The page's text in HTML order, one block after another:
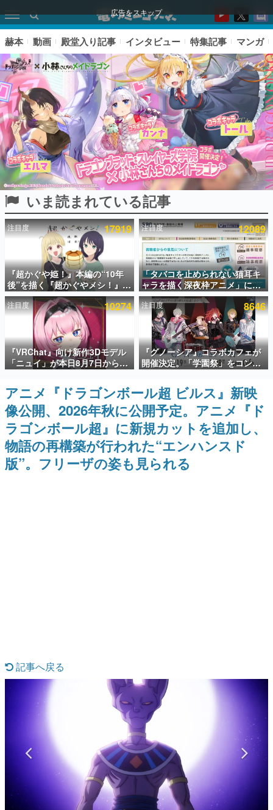
広告をスキップ
ピックアップ
電ファミのいま読まれている記事ランキング
アプリセール情報
インタビュー
連載・特集一覧
殿堂入り記事
SNS拡散数が数千以上！ ページビュー数万以上！ などな
ど。多くの人々に読まれた、電ファミ渾身の“殿堂入り”記
事をまとめました。
ゲームの企画書
名作ゲームクリエイターの方々に製作時のエピソードをお
聞きし、ヒットする企画（ゲーム）とは何か？を探ってい
きます。
赫本
この物語を解いてはいけない。『赫本』は、〈試験問題〉
の形をした短編ホラー小説集です。
なんでゲームは面白い？
ゲーム開発者・hamatsu氏がゲームの魅力を画面や操作の
具体的な形から解き明かしていく、硬派で骨太な評論連載
ゲームが変えた日本語
「経験値」「裏技」「ラスボス」… ゲームにまつわる言葉
の起源や用法の変遷を、コンピューター文化史研究家・タ
イニーP氏が徹底調査。
カテゴリ
赫本 動画 殿堂入り記事 インタビュー 特集記事 マンガ
いま読まれている記事
注目度 17919
『超かぐや姫！』本編の“10年
後”を描く『超かぐやメシ！』
Web連載決定。新たなWebマン
ガレーベル「ビビビコミック」
にて特別話が掲載スタート、あ
のお話には…まだ続きがある！
注目度 12089
「タバコを止められない猫耳キ
ャラを描く深夜枠アニメ」に視
聴者の一部から批判意見。違法
薬物の使用と思しき描写も含め
て、BPOが議論を交わす
注目度 10274
『VRChat』向け新作3Dモデル
「ニュイ」が本日8月7日から
BOOTHにて発売。瞳に光る星
や感情豊かな表情が、小悪魔か
わいい
注目度 8646
『グノーシア』コラボカフェが
開催決定。「学園祭」をコンセ
プトに、模擬店やセツやSQ、ラ
キオたちが学祭バンドを楽しむ
様子を切り取った新グッズが展
開
アニメ『ドラゴンボール超 ビルス』新映
像公開、2026年秋に公開予定。アニメ『ド
ラゴンボール超』に新規カットを追加し、
物語の再構築が⾏われた“エンハンスド
版”。フリーザの姿も見られる
記事へ戻る